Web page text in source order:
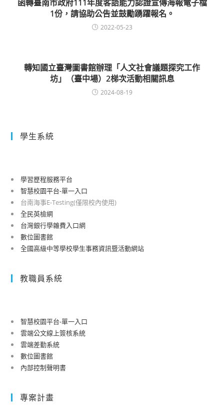
函轉臺南市政府111年度客語能力認證宣傳海報電子檔
1份，請協助公告並鼓勵踴躍報名。
2022-05-23
轉知國立臺灣圖書館辦理「人文社會議題探究工作
坊」（臺中場）2梯次活動相關訊息
2024-08-19
學生系統
學習歷程服務平台
智慧校園平台-單一入口
台南海事E-Testing(僅限校內使用)
全民英檢網
台灣銀行學雜費入口網
數位圖書館
全國高級中等學校學生事務資訊暨活動網站
教職員系統
智慧校園平台-單一入口
雲端公文線上簽核系統
雲端差勤系統
數位圖書館
內部控制聲明書
專案計畫